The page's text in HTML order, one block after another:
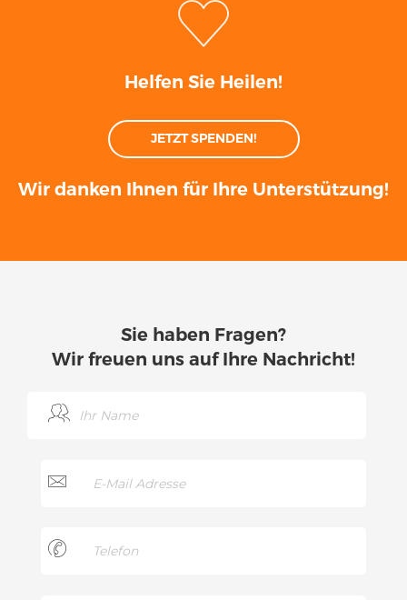
Helfen Sie Heilen!
JETZT SPENDEN!
Wir danken Ihnen für Ihre Unterstützung!
Sie haben Fragen?
Wir freuen uns auf Ihre Nachricht!